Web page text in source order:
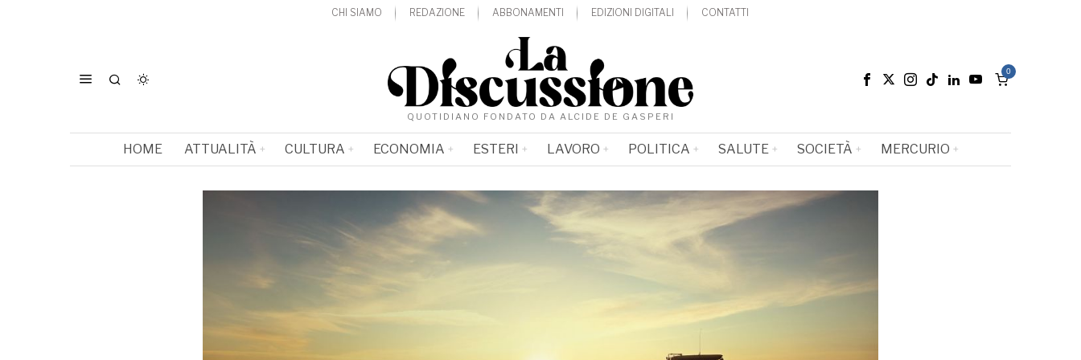
CHI SIAMO REDAZIONE ABBONAMENTI EDIZIONI DIGITALI CONTATTI
QUOTIDIANO FONDATO DA ALCIDE DE GASPERI
0
HOME ATTUALITÀ CULTURA ECONOMIA ESTERI LAVORO POLITICA SALUTE SOCIETÀ MERCURIO